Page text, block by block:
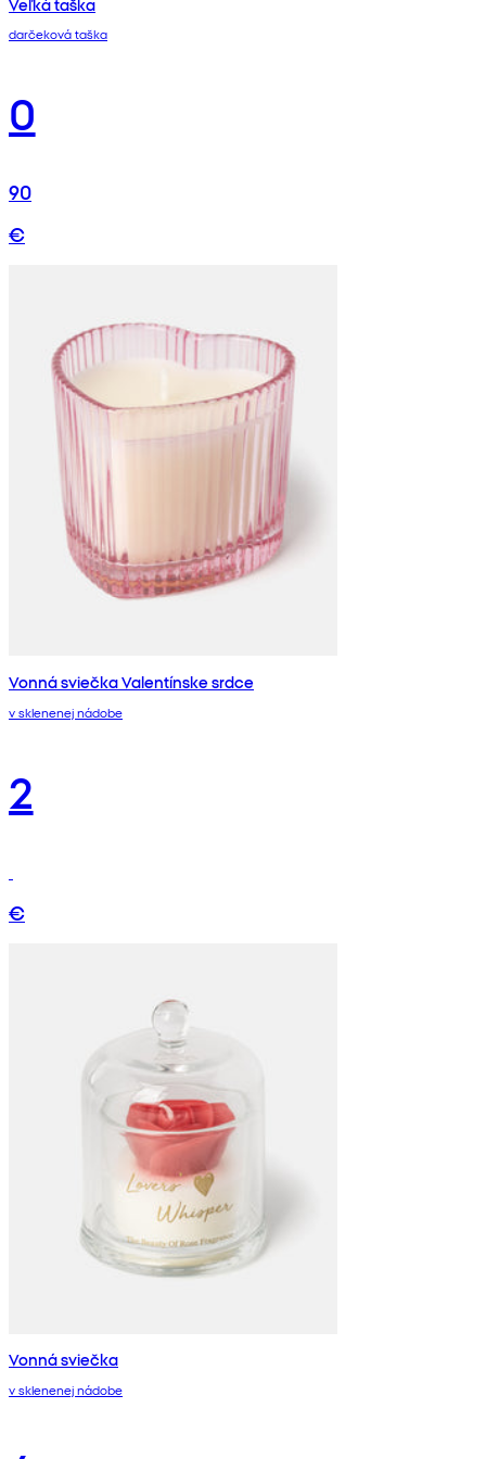
darčeková taška
0
90
€
Vonná sviečka Valentínske srdce
v sklenenej nádobe
2
€
Vonná sviečka
v sklenenej nádobe